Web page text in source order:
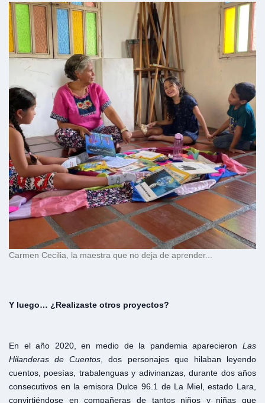
Carmen Cecilia, la maestra que no deja de aprender...
Y luego… ¿Realizaste otros proyectos?
En el año 2020, en medio de la pandemia aparecieron Las
Hilanderas de Cuentos, dos personajes que hilaban leyendo
cuentos, poesías, trabalenguas y adivinanzas, durante dos años
consecutivos en la emisora Dulce 96.1 de La Miel, estado Lara,
convirtiéndose en compañeras de tantos niños y niñas que